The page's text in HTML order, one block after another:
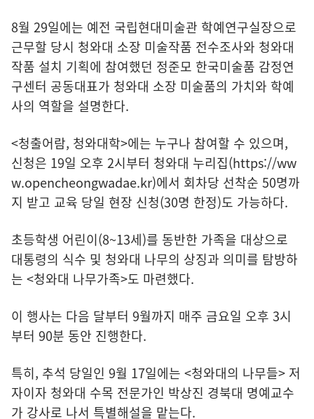
8월 29일에는 예전 국립현대미술관 학예연구실장으로
근무할 당시 청와대 소장 미술작품 전수조사와 청와대
작품 설치 기획에 참여했던 정준모 한국미술품 감정연
구센터 공동대표가 청와대 소장 미술품의 가치와 학예
사의 역할을 설명한다.
<청출어람, 청와대학>에는 누구나 참여할 수 있으며,
신청은 19일 오후 2시부터 청와대 누리집(https://ww
w.opencheongwadae.kr)에서 회차당 선착순 50명까
지 받고 교육 당일 현장 신청(30명 한정)도 가능하다.
초등학생 어린이(8~13세)를 동반한 가족을 대상으로
대통령의 식수 및 청와대 나무의 상징과 의미를 탐방하
는 <청와대 나무가족>도 마련했다.
이 행사는 다음 달부터 9월까지 매주 금요일 오후 3시
부터 90분 동안 진행한다.
특히, 추석 당일인 9월 17일에는 <청와대의 나무들> 저
자이자 청와대 수목 전문가인 박상진 경북대 명예교수
가 강사로 나서 특별해설을 맡는다.